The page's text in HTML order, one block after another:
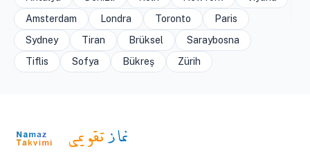
Amsterdam
Londra Toronto
Paris
Sydney
Tiran Brüksel
Saraybosna
Tiflis
Sofya Bükreş Zürih